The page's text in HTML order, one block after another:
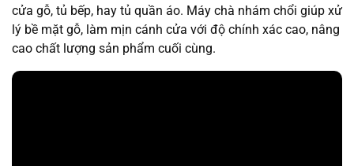
cửa gỗ, tủ bếp, hay tủ quần áo. Máy chà nhám chổi giúp xử
lý bề mặt gỗ, làm mịn cánh cửa với độ chính xác cao, nâng
cao chất lượng sản phẩm cuối cùng.